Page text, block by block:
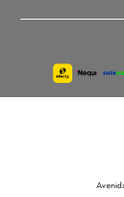
Califica el
★★